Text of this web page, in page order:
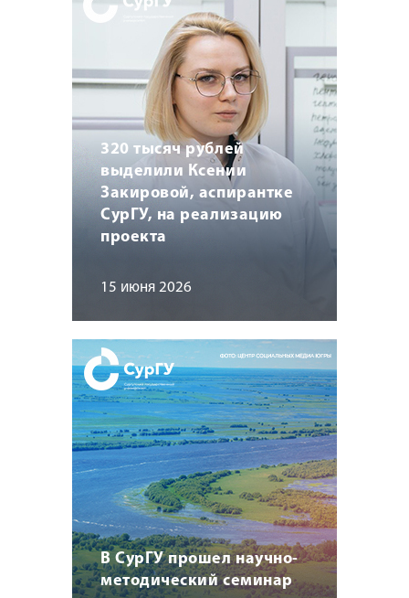
320 тысяч рублей
выделили Ксении
Закировой, аспирантке
СурГУ, на реализацию
проекта
15 июня 2026
В СурГУ прошел научно-
методический семинар